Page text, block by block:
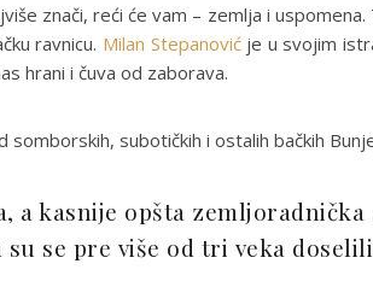
znači, reći će vam – zemlja i
ravnicu. Milan Stepanovićje u svojim
hrani i čuva od zaborava.
somborskih, subotičkih i ostalih bačkih
a kasnije opšta
se pre više od tri veka